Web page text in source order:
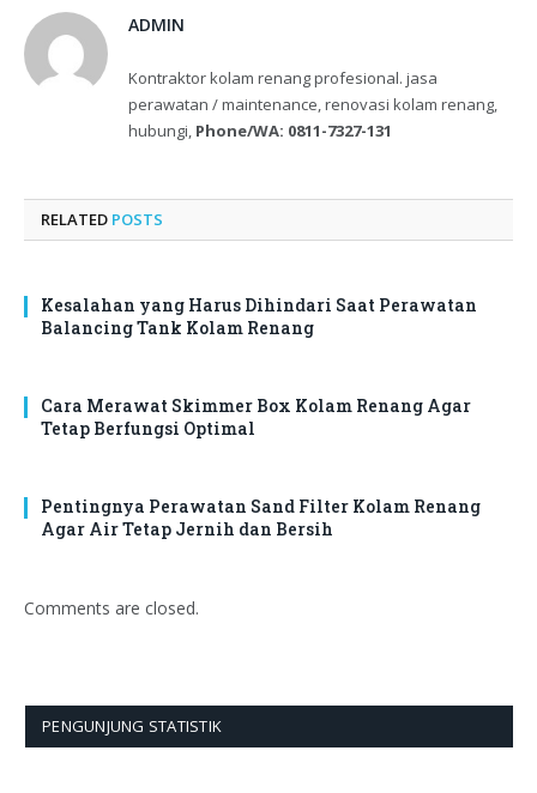
ADMIN
Kontraktor kolam renang profesional. jasa
perawatan / maintenance, renovasi kolam renang,
hubungi, Phone/WA: 0811-7327-131
RELATED POSTS
Kesalahan yang Harus Dihindari Saat Perawatan
Balancing Tank Kolam Renang
Cara Merawat Skimmer Box Kolam Renang Agar
Tetap Berfungsi Optimal
Pentingnya Perawatan Sand Filter Kolam Renang
Agar Air Tetap Jernih dan Bersih
Comments are closed.
PENGUNJUNG STATISTIK